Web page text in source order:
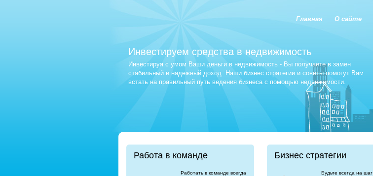
Главная О сайте
Инвестируем средства в недвижимость
Инвестируя с умом Ваши деньги в недвижимость - Вы получаете в замен
стабильный и надежный доход. Наши бизнес стратегии и советы помогут Вам
встать на правильный путь ведения бизнеса с помощью недвижимости.
Работа в команде
Работать в команде всегда
Бизнес стратегии
Будьте всегда на шаг